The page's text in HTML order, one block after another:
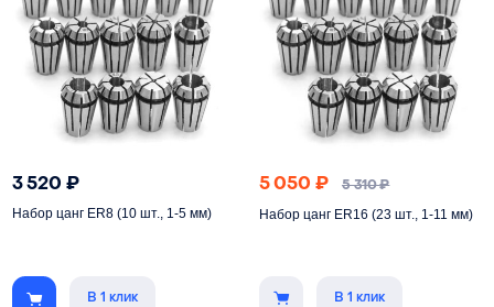
3 520₽
Набор цанг ER8 (10 шт., 1-5 мм)
В 1 клик
5 050₽ 5 310₽
Набор цанг ER16 (23 шт., 1-11 мм)
В 1 клик